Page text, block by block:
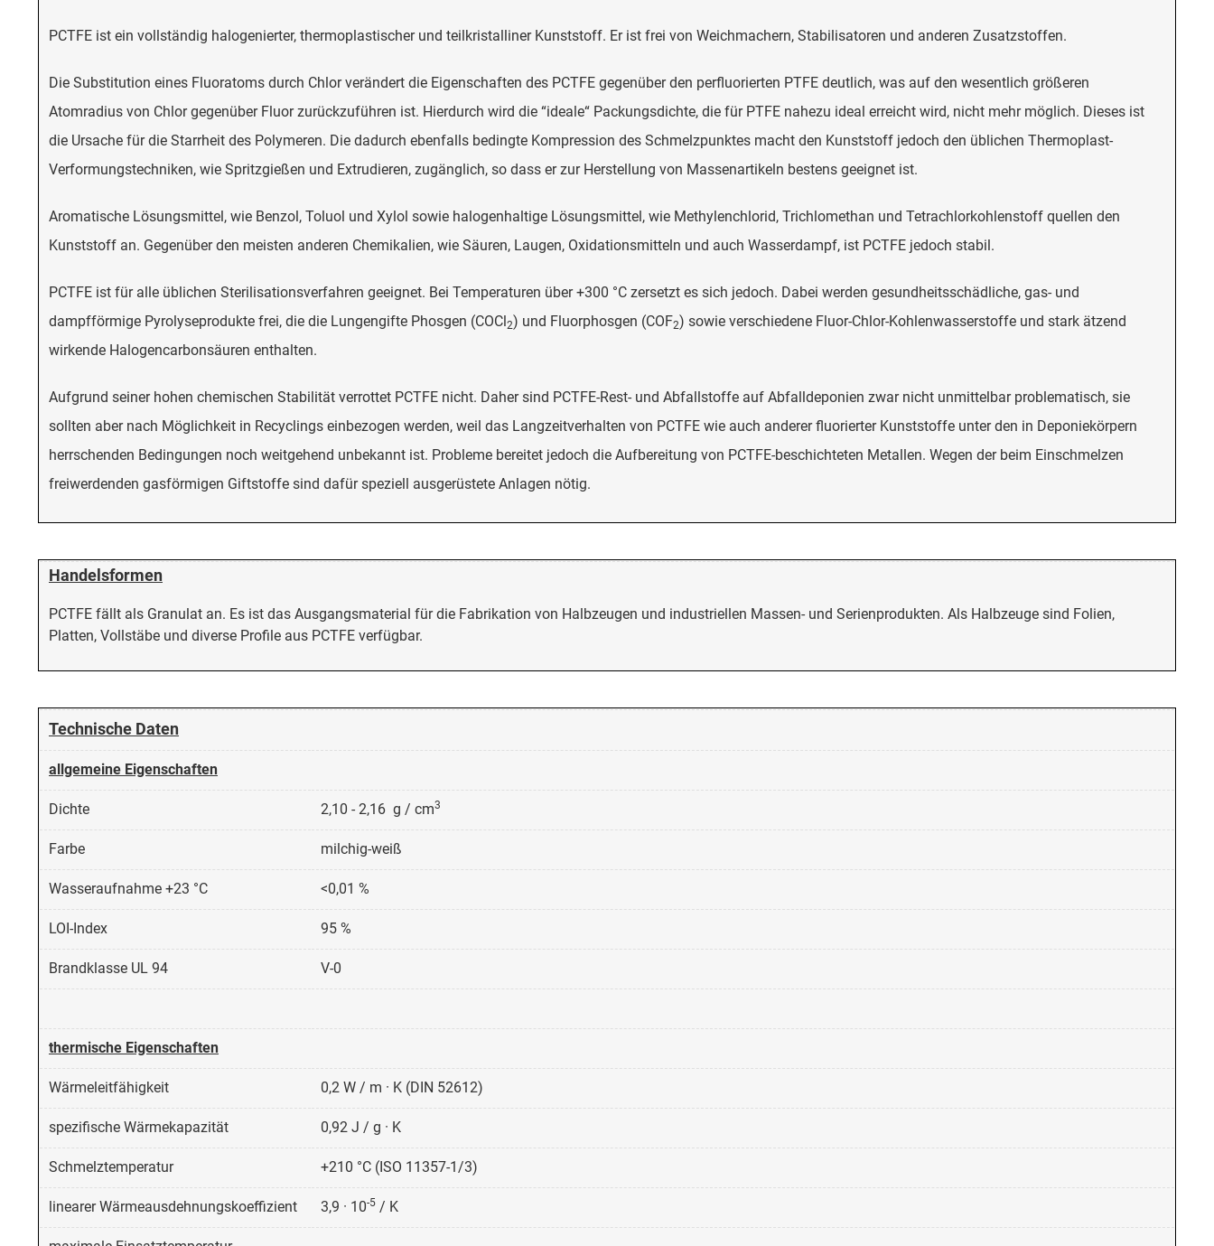
PCTFE ist ein vollständig halogenierter, thermoplastischer und teilkristalliner Kunststoff. Er ist frei von Weichmachern, Stabilisatoren und anderen Zusatzstoffen.
Die Substitution eines Fluoratoms durch Chlor verändert die Eigenschaften des PCTFE gegenüber den perfluorierten PTFE deutlich, was auf den wesentlich größeren
Atomradius von Chlor gegenüber Fluor zurückzuführen ist. Hierdurch wird die “ideale“ Packungsdichte, die für PTFE nahezu ideal erreicht wird, nicht mehr möglich. Dieses ist
die Ursache für die Starrheit des Polymeren. Die dadurch ebenfalls bedingte Kompression des Schmelzpunktes macht den Kunststoff jedoch den üblichen Thermoplast-
Verformungstechniken, wie Spritzgießen und Extrudieren, zugänglich, so dass er zur Herstellung von Massenartikeln bestens geeignet ist.
Aromatische Lösungsmittel, wie Benzol, Toluol und Xylol sowie halogenhaltige Lösungsmittel, wie Methylenchlorid, Trichlomethan und Tetrachlorkohlenstoff quellen den
Kunststoff an. Gegenüber den meisten anderen Chemikalien, wie Säuren, Laugen, Oxidationsmitteln und auch Wasserdampf, ist PCTFE jedoch stabil.
PCTFE ist für alle üblichen Sterilisationsverfahren geeignet. Bei Temperaturen über +300 °C zersetzt es sich jedoch. Dabei werden gesundheitsschädliche, gas- und
dampfförmige Pyrolyseprodukte frei, die die Lungengifte Phosgen (COCl2) und Fluorphosgen (COF2) sowie verschiedene Fluor-Chlor-Kohlenwasserstoffe und stark ätzend
wirkende Halogencarbonsäuren enthalten.
Aufgrund seiner hohen chemischen Stabilität verrottet PCTFE nicht. Daher sind PCTFE-Rest- und Abfallstoffe auf Abfalldeponien zwar nicht unmittelbar problematisch, sie
sollten aber nach Möglichkeit in Recyclings einbezogen werden, weil das Langzeitverhalten von PCTFE wie auch anderer fluorierter Kunststoffe unter den in Deponiekörpern
herrschenden Bedingungen noch weitgehend unbekannt ist. Probleme bereitet jedoch die Aufbereitung von PCTFE-beschichteten Metallen. Wegen der beim Einschmelzen
freiwerdenden gasförmigen Giftstoffe sind dafür speziell ausgerüstete Anlagen nötig.
Handelsformen
PCTFE fällt als Granulat an. Es ist das Ausgangsmaterial für die Fabrikation von Halbzeugen und industriellen Massen- und Serienprodukten. Als Halbzeuge sind Folien,
Platten, Vollstäbe und diverse Profile aus PCTFE verfügbar.
Technische Daten
allgemeine Eigenschaften
Dichte 2,10 - 2,16 g / cm3
Farbe milchig-weiß
Wasseraufnahme +23 °C <0,01 %
LOI-Index 95 %
Brandklasse UL 94 V-0
thermische Eigenschaften
Wärmeleitfähigkeit 0,2 W / m · K (DIN 52612)
spezifische Wärmekapazität 0,92 J / g · K
Schmelztemperatur +210 °C (ISO 11357-1/3)
linearer Wärmeausdehnungskoeffizient 3,9 · 10-5 / K